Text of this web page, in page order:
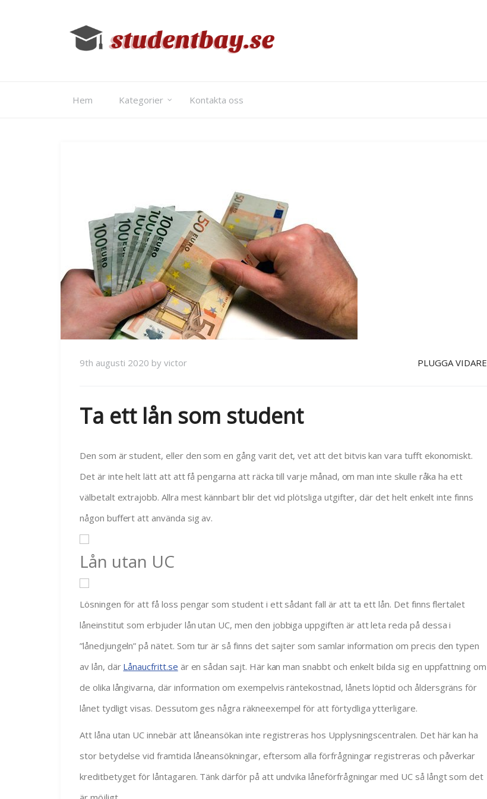
Hem Kategorier Kontakta oss
9th augusti 2020 by victor PLUGGA VIDARE
Ta ett lån som student
Den som är student, eller den som en gång varit det, vet att det bitvis kan vara tufft ekonomiskt.
Det är inte helt lätt att att få pengarna att räcka till varje månad, om man inte skulle råka ha ett
välbetalt extrajobb. Allra mest kännbart blir det vid plötsliga utgifter, där det helt enkelt inte finns
någon buffert att använda sig av.
Lån utan UC
Lösningen för att få loss pengar som student i ett sådant fall är att ta ett lån. Det finns flertalet
låneinstitut som erbjuder lån utan UC, men den jobbiga uppgiften är att leta reda på dessa i
”lånedjungeln” på nätet. Som tur är så finns det sajter som samlar information om precis den typen
av lån, där Lånaucfritt.se är en sådan sajt. Här kan man snabbt och enkelt bilda sig en uppfattning om
de olika långivarna, där information om exempelvis räntekostnad, lånets löptid och åldersgräns för
lånet tydligt visas. Dessutom ges några räkneexempel för att förtydliga ytterligare.
Att låna utan UC innebär att låneansökan inte registreras hos Upplysningscentralen. Det här kan ha
stor betydelse vid framtida låneansökningar, eftersom alla förfrågningar registreras och påverkar
kreditbetyget för låntagaren. Tänk därför på att undvika låneförfrågningar med UC så långt som det